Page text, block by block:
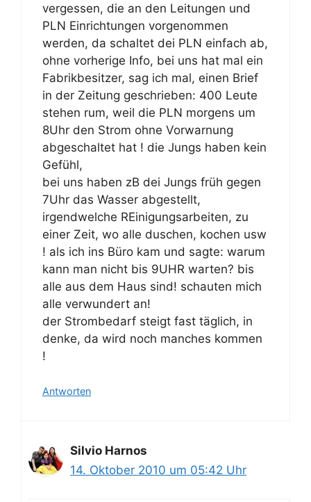
vergessen, die an den Leitungen und
PLN Einrichtungen vorgenommen
werden, da schaltet dei PLN einfach ab,
ohne vorherige Info, bei uns hat mal ein
Fabrikbesitzer, sag ich mal, einen Brief
in der Zeitung geschrieben: 400 Leute
stehen rum, weil die PLN morgens um
8Uhr den Strom ohne Vorwarnung
abgeschaltet hat ! die Jungs haben kein
Gefühl,
bei uns haben zB dei Jungs früh gegen
7Uhr das Wasser abgestellt,
irgendwelche REinigungsarbeiten, zu
einer Zeit, wo alle duschen, kochen usw
! als ich ins Büro kam und sagte: warum
kann man nicht bis 9UHR warten? bis
alle aus dem Haus sind! schauten mich
alle verwundert an!
der Strombedarf steigt fast täglich, in
denke, da wird noch manches kommen
!
Antworten
Silvio Harnos
14. Oktober 2010 um 05:42 Uhr